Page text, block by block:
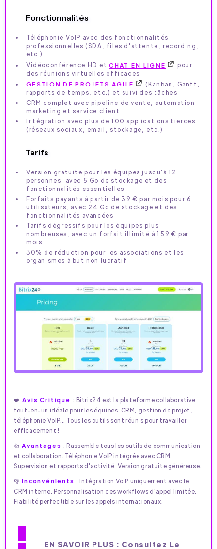
Fonctionnalités
Téléphonie VoIP avec des fonctionnalités
professionnelles (SDA, files d'attente, recording,
etc.)
Vidéoconférence HD etCHAT EN LIGNE
pour
des réunions virtuelles efficaces
GESTION DE PROJETS AGILE
(Kanban, Gantt,
rapports de temps, etc.) et suivi des tâches
CRM complet avec pipeline de vente, automation
marketing et service client
Intégration avec plus de 100 applications tierces
(réseaux sociaux, email, stockage, etc.)
Tarifs
Version gratuite pour les équipes jusqu'à 12
personnes, avec 5 Go de stockage et des
fonctionnalités essentielles
Forfaits payants à partir de 39 € par mois pour 6
utilisateurs, avec 24 Go de stockage et des
fonctionnalités avancées
Tarifs dégressifs pour les équipes plus
nombreuses, avec un forfait illimité à 159 € par
mois
30% de réduction pour les associations et les
organismes à but non lucratif
❤️ Avis Critique : Bitrix24 est la plateforme collaborative
tout-en-un idéale pour les équipes. CRM, gestion de projet,
téléphonie VoIP... Tous les outils sont réunis pour travailler
efficacement !
👍 Avantages : Rassemble tous les outils de communication
et collaboration. Téléphonie VoIP intégrée avec CRM.
Supervision et rapports d'activité. Version gratuite généreuse.
👎 Inconvénients : Intégration VoIP uniquement avec le
CRM interne. Personnalisation des workflows d'appel limitée.
Fiabilité perfectible sur les appels internationaux.
EN SAVOIR PLUS : Consultez Le